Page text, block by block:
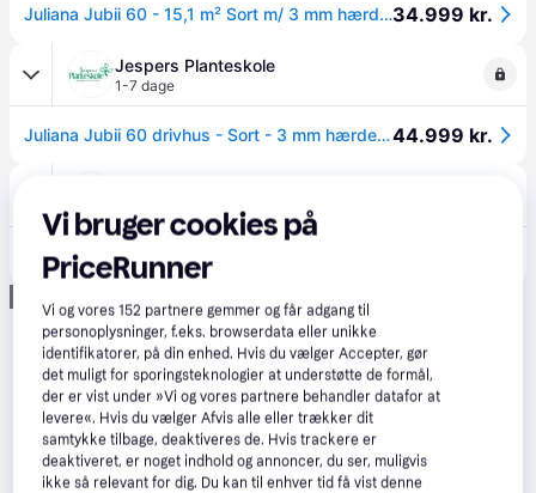
Juliana Jubii 60 - 15,1 m² Sort m/ 3 mm hærdet glas34.999 kr.
Jespers Planteskole
1-7 dage
Juliana Jubii 60 drivhus - Sort - 3 mm hærdet glas - 15,1 m²44.999 kr.
Vi bruger cookies på
PriceRunner
Vi og vores152 partnere gemmer og får adgang til
personoplysninger, f.eks. browserdata eller unikke
identifikatorer, på din enhed. Hvis du vælger Accepter, gør
det muligt for sporingsteknologier at understøtte de formål,
der er vist under »Vi og vores partnere behandler datafor at
levere«. Hvis du vælger Afvis alle eller trækker dit
samtykke tilbage, deaktiveres de. Hvis trackere er
deaktiveret, er noget indhold og annoncer, du ser, muligvis
ikke så relevant for dig. Du kan til enhver tid få vist denne